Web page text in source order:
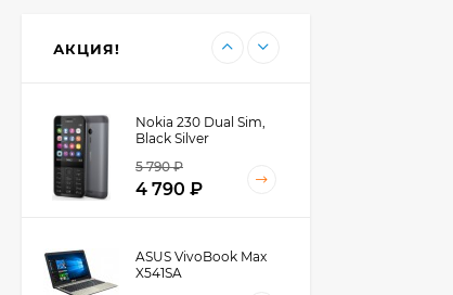
АКЦИЯ!
Nokia 230 Dual Sim,
Black Silver
5 790 ₽
4 790 ₽
ASUS VivoBook Max
X541SA